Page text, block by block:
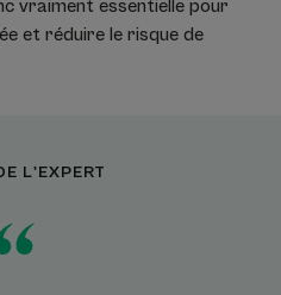
vraiment essentielle pour
et réduire le risque de
L'EXPERT